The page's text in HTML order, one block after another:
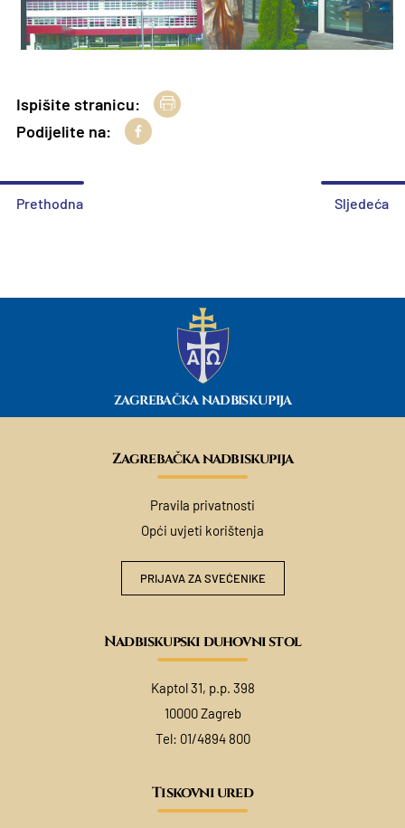
Ispišite stranicu:
Podijelite na:
Prethodna Sljedeća
ZAGREBAČKA NADBISKUPIJA
Zagrebačka nadbiskupija
Pravila privatnosti
Opći uvjeti korištenja
PRIJAVA ZA SVEĆENIKE
Nadbiskupski duhovni stol
Kaptol 31, p.p. 398
10000 Zagreb
Tel: 01/4894 800
Tiskovni ured